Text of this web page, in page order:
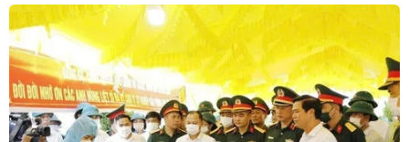
thắng lợi Nghị quyết Đại hội Đại biểu toàn quốc
lần thứ XIII của Đảng, Hiến pháp năm 2013,
Nghị quyết của Trung ương Đảng về Chiến lược
xây dựng và hoàn thiện Nhà nước pháp quyền
xã hội chủ nghĩa Việt Nam trong giai đoạn mới;